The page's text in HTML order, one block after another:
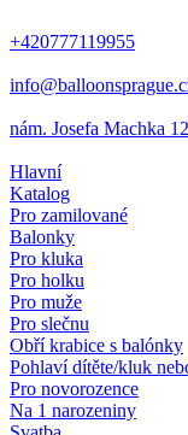
+420777119955
nám. Josefa Machka
Hlavní
Katalog
Pro zamilované
Balonky
Pro kluka
Pro holku
Pro muže
Pro slečnu
Obří krabice s balónky
Pohlaví dítěte/kluk
Pro novorozence
Na 1 narozeniny